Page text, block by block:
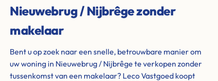
Nieuwebrug / Nijbrêge zonder
makelaar
Bent u op zoek naar een snelle, betrouwbare manier om
uw woning in Nieuwebrug / Nijbrêge te verkopen zonder
tussenkomst van een makelaar? Leco Vastgoed koopt